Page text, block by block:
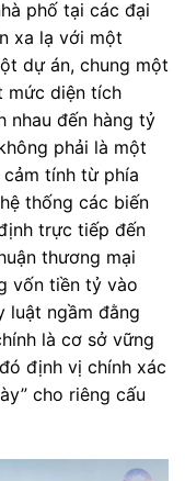
phố tại các đại
xa lạ với một
dự án, chung một
mức diện tích
nhau đến hàng tỷ
phải là một
tính từ phía
thống các biến
trực tiếp đến
thương mại
vốn tiền tỷ vào
luật ngầm đằng
là cơ sở vững
định vị chính xác
cho riêng cấu